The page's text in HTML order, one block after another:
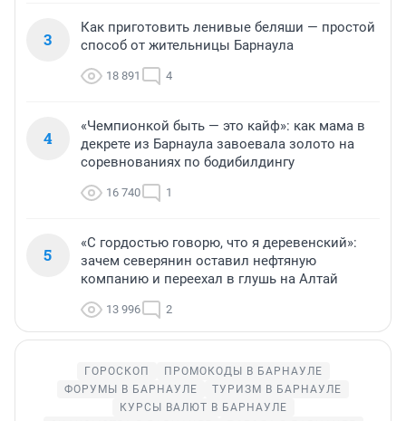
3
Как приготовить ленивые беляши — простой
способ от жительницы Барнаула
18 891 4
4
«Чемпионкой быть — это кайф»: как мама в
декрете из Барнаула завоевала золото на
соревнованиях по бодибилдингу
16 740 1
5
«С гордостью говорю, что я деревенский»:
зачем северянин оставил нефтяную
компанию и переехал в глушь на Алтай
13 996 2
ГОРОСКОП
ПРОМОКОДЫ В БАРНАУЛЕ
ФОРУМЫ В БАРНАУЛЕ
ТУРИЗМ В БАРНАУЛЕ
КУРСЫ ВАЛЮТ В БАРНАУЛЕ